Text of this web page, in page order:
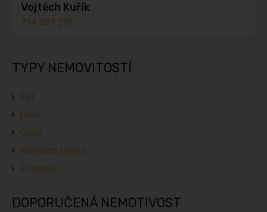
Vojtěch Kuřík
736 659 219
TYPY NEMOVITOSTÍ
Byt
Dům
Garáž
Komerční objekt
Pozemek
DOPORUČENÁ NEMOTIVOST